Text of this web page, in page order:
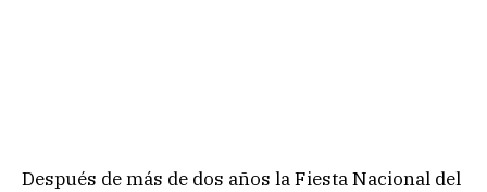
Después de más de dos años la Fiesta Nacional del